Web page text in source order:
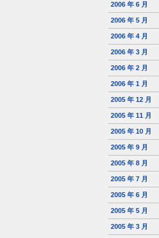
2006 年 6 月
2006 年 5 月
2006 年 4 月
2006 年 3 月
2006 年 2 月
2006 年 1 月
2005 年 12 月
2005 年 11 月
2005 年 10 月
2005 年 9 月
2005 年 8 月
2005 年 7 月
2005 年 6 月
2005 年 5 月
2005 年 3 月